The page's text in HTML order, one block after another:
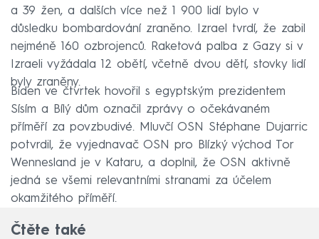
a 39 žen, a dalších více než 1 900 lidí bylo v
důsledku bombardování zraněno. Izrael tvrdí, že zabil
nejméně 160 ozbrojenců. Raketová palba z Gazy si v
Izraeli vyžádala 12 obětí, včetně dvou dětí, stovky lidí
byly zraněny.
Biden ve čtvrtek hovořil s egyptským prezidentem
Sísím a Bílý dům označil zprávy o očekávaném
příměří za povzbudivé. Mluvčí OSN Stéphane Dujarric
potvrdil, že vyjednavač OSN pro Blízký východ Tor
Wennesland je v Kataru, a doplnil, že OSN aktivně
jedná se všemi relevantními stranami za účelem
okamžitého příměří.
Čtěte také